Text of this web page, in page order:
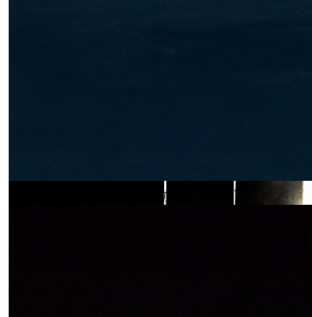
Шепот, Радио и Джульетта